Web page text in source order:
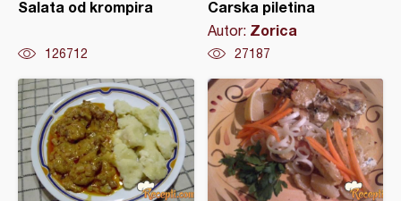
Salata od krompira
126712
Carska piletina
Autor: Zorica
27187